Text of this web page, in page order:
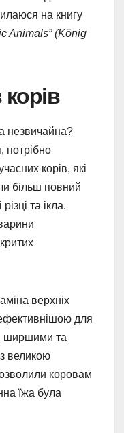
на книгу
Animals” (König
незвичайна?
потрібно
корів, які
більш повний
та ікла.
верхніх
для
ширшими та
великою
коровам
їжа була